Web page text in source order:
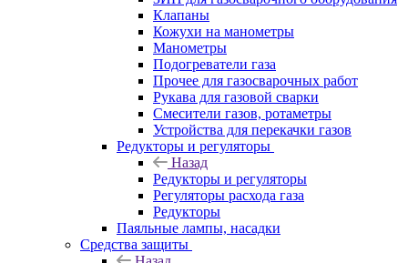
Клапаны
Кожухи на манометры
Манометры
Подогреватели газа
Прочее для газосварочных работ
Рукава для газовой сварки
Смесители газов, ротаметры
Устройства для перекачки газов
Редукторы и регуляторы
Назад
Редукторы и регуляторы
Регуляторы расхода газа
Редукторы
Паяльные лампы, насадки
Средства защиты